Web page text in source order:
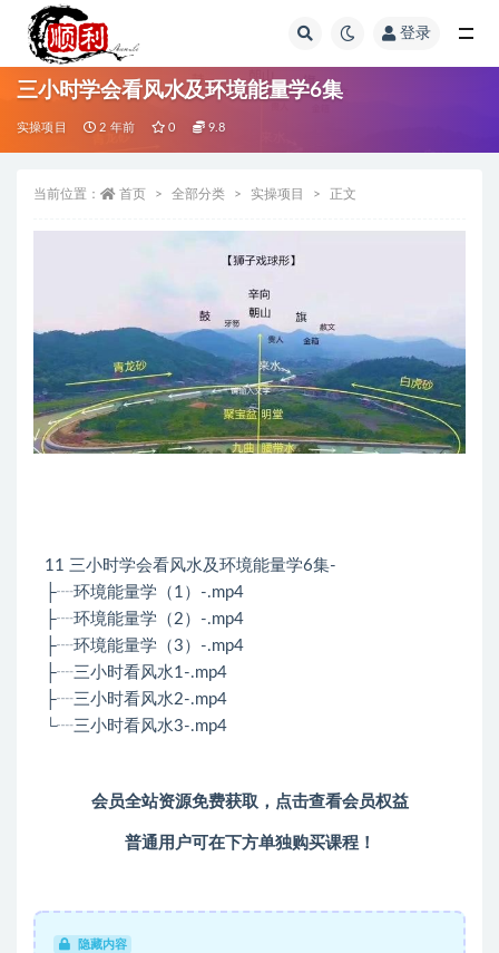
登录
三小时学会看风水及环境能量学6集
实操项目 2 年前 0 9.8
当前位置： 首页 全部分类 实操项目 正文
11 三小时学会看风水及环境能量学6集-
├┈环境能量学（1）-.mp4
├┈环境能量学（2）-.mp4
├┈环境能量学（3）-.mp4
├┈三小时看风水1-.mp4
├┈三小时看风水2-.mp4
└┈三小时看风水3-.mp4
会员全站资源免费获取， 点击查看会员权益
普通用户可在下方单独购买课程！
隐藏内容
全部